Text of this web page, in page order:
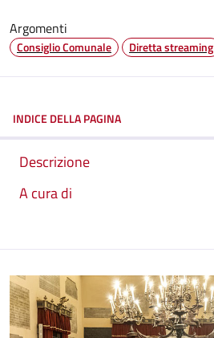
Argomenti
Consiglio Comunale Diretta streaming
INDICE DELLA PAGINA
Descrizione
A cura di